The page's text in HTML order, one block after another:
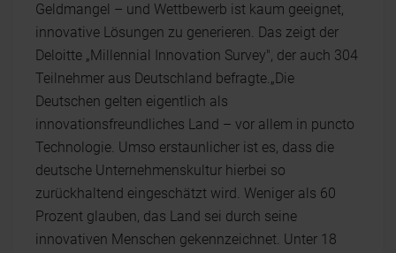
Geldmangel – und Wettbewerb ist kaum geeignet,
innovative Lösungen zu generieren. Das zeigt der
Deloitte „Millennial Innovation Survey", der auch 304
Teilnehmer aus Deutschland befragte.„Die
Deutschen gelten eigentlich als
innovationsfreundliches Land – vor allem in puncto
Technologie. Umso erstaunlicher ist es, dass die
deutsche Unternehmenskultur hierbei so
zurückhaltend eingeschätzt wird. Weniger als 60
Prozent glauben, das Land sei durch seine
innovativen Menschen gekennzeichnet. Unter 18